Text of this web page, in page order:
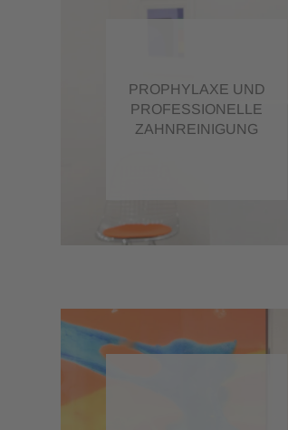
PROPHYLAXE UND
PROFESSIONELLE
ZAHNREINIGUNG